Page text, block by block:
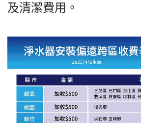
及清潔費用。